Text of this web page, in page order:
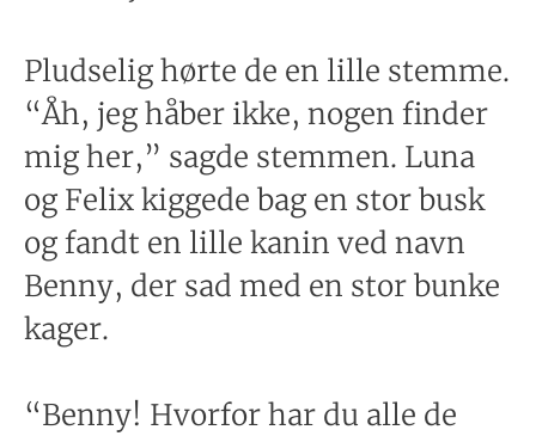
Pludselig hørte de en lille stemme.
“Åh, jeg håber ikke, nogen finder
mig her,” sagde stemmen. Luna
og Felix kiggede bag en stor busk
og fandt en lille kanin ved navn
Benny, der sad med en stor bunke
kager.
“Benny! Hvorfor har du alle de